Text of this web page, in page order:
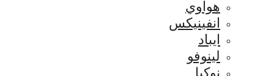
هواوي
انفينيكس
ايباد
لينوفو
نوكيا